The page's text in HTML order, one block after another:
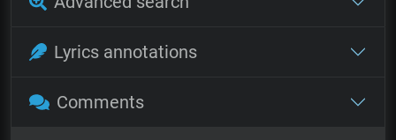
Lyrics annotations
Comments